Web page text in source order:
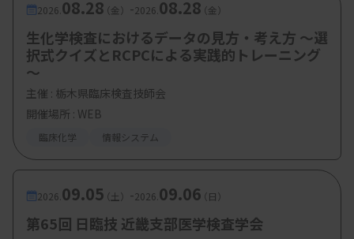
2026. 08.28（金） -2026. 08.28（金）
生化学検査におけるデータの見方・考え方 ～選
択式クイズとRCPCによる実践的トレーニング
～
主催 : 栃木県臨床検査技師会
開催場所 : WEB
臨床化学 情報システム
2026. 09.05（土） -2026. 09.06（日）
第65回 日臨技 近畿支部医学検査学会